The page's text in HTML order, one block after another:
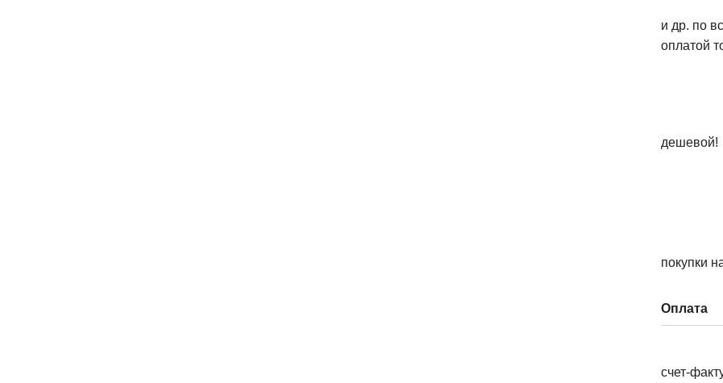
и др. по
оплатой
дешевой!
покупки
Оплата
счет-